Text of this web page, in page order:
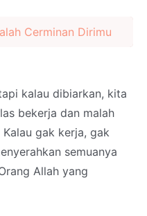
Cerminan Dirimu
kalau dibiarkan, kita
bekerja dan malah
gak kerja, gak
semuanya
Allah yang